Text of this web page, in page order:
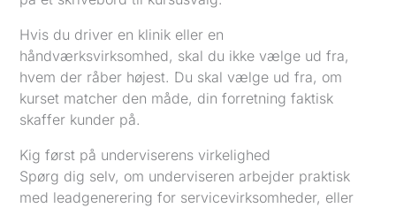
Hvis du driver en klinik eller en
håndværksvirksomhed, skal du ikke vælge ud fra,
hvem der råber højest. Du skal vælge ud fra, om
kurset matcher den måde, din forretning faktisk
skaffer kunder på.
Kig først på underviserens virkelighed
Spørg dig selv, om underviseren arbejder praktisk
med leadgenerering for servicevirksomheder, eller